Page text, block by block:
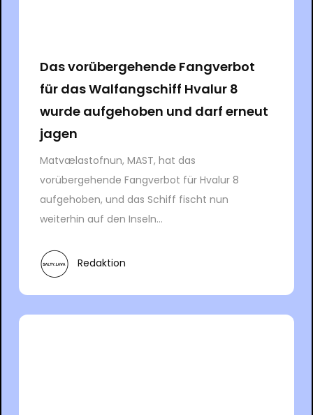
Das vorübergehende Fangverbot
für das Walfangschiff Hvalur 8
wurde aufgehoben und darf erneut
jagen
Matvælastofnun, MAST, hat das
vorübergehende Fangverbot für Hvalur 8
aufgehoben, und das Schiff fischt nun
weiterhin auf den Inseln...
Redaktion